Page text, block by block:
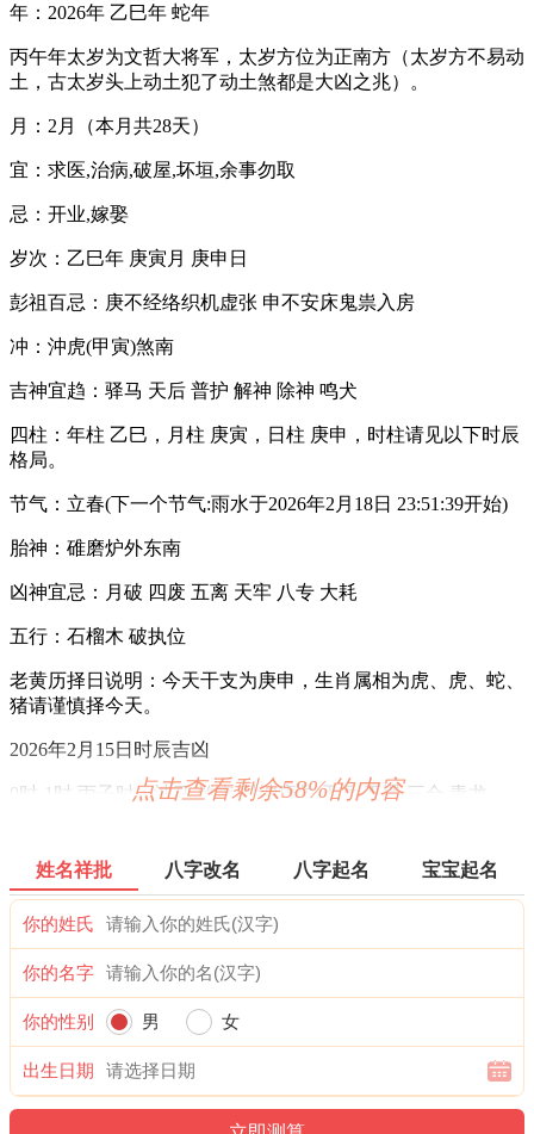
年：2026年 乙巳年 蛇年
丙午年太岁为文哲大将军，太岁方位为正南方（太岁方不易动
土，古太岁头上动土犯了动土煞都是大凶之兆）。
月：2月（本月共28天）
宜：求医,治病,破屋,坏垣,余事勿取
忌：开业,嫁娶
岁次：乙巳年 庚寅月 庚申日
彭祖百忌：庚不经络织机虚张 申不安床鬼祟入房
冲：沖虎(甲寅)煞南
吉神宜趋：驿马 天后 普护 解神 除神 鸣犬
四柱：年柱 乙巳，月柱 庚寅，日柱 庚申，时柱请见以下时辰
格局。
节气：立春(下一个节气:雨水于2026年2月18日 23:51:39开始)
胎神：碓磨炉外东南
凶神宜忌：月破 四废 五离 天牢 八专 大耗
五行：石榴木 破执位
老黄历择日说明：今天干支为庚申，生肖属相为虎、虎、蛇、
猪请谨慎择今天。
2026年2月15日时辰吉凶
0时-1时 丙子时：沖马 煞南 时沖庚午 天兵 不遇 三合 青龙
忌：上樑 盖屋 入殓 赴任 出行
1时-3时 丁丑时： 沖羊 煞东 时沖辛未 旬空 贵人 天赦 明堂
宜：祭祀 祈福 酬神 见贵 订婚 嫁娶 修造 安葬 青龙
忌：赴任 出行 求财
3时-5时 戊寅时： 沖猴 煞北 时沖壬申 日破
宜：
点击查看剩余58%的内容
姓名祥批 八字改名 八字起名 宝宝起名
你的姓氏
你的名字
你的性别 男 女
出生日期